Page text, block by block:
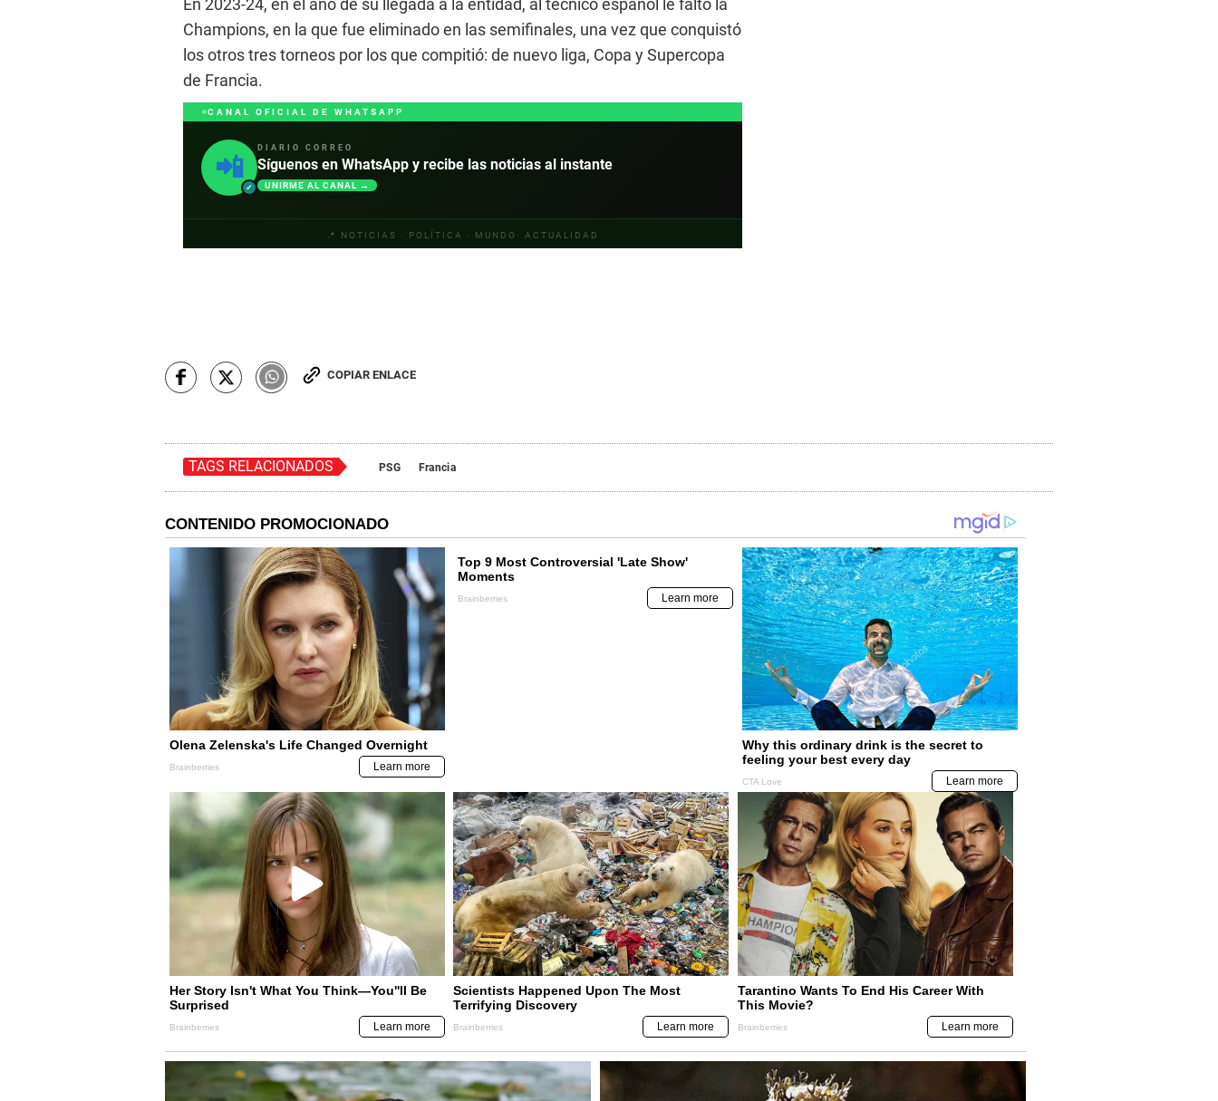
Champions, en la que fue eliminado en las semifinales, una vez que conquistó
los otros tres torneos por los que compitió: de nuevo liga, Copa y Supercopa
de Francia.
CANAL OFICIAL DE WHATSAPP
📲
✓
DIARIO CORREO
Síguenos en WhatsApp y recibe las noticias al instante
UNIRME AL CANAL →
📍 NOTICIAS · POLÍTICA · MUNDO· ACTUALIDAD
COPIAR ENLACE
TAGS RELACIONADOS PSG Francia